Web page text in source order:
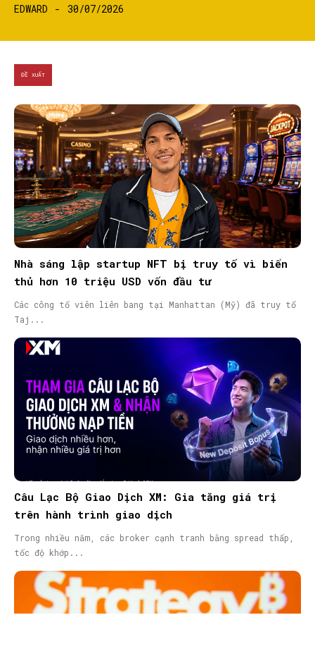
EDWARD - 30/07/2026
ĐỀ XUẤT
Nhà sáng lập startup NFT bị truy tố vì biển
thủ hơn 10 triệu USD vốn đầu tư
Các công tố viên liên bang tại Manhattan (Mỹ) đã truy tố
Taj...
Câu Lạc Bộ Giao Dịch XM: Gia tăng giá trị
trên hành trình giao dịch
Trong nhiều năm, các broker cạnh tranh bằng spread thấp,
tốc độ khớp...